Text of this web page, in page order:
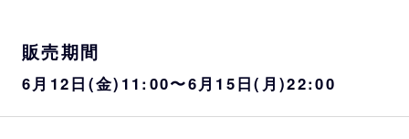
販売期間
6月12日(金)11:00〜6月15日(月)22:00